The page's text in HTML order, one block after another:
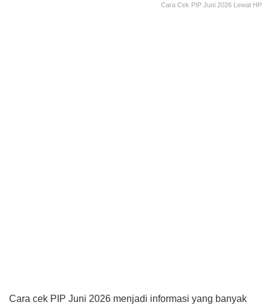
Cara Cek PIP Juni 2026 Lewat HP
Cara cek PIP Juni 2026 menjadi informasi yang banyak